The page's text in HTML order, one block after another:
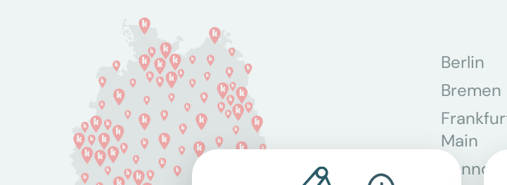
Berlin
Bremen
Main
Hannover